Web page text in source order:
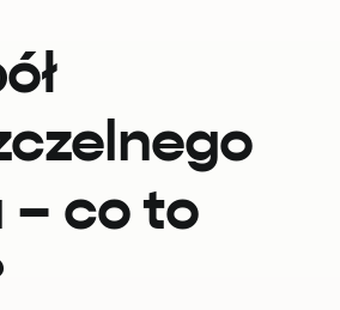
– co to